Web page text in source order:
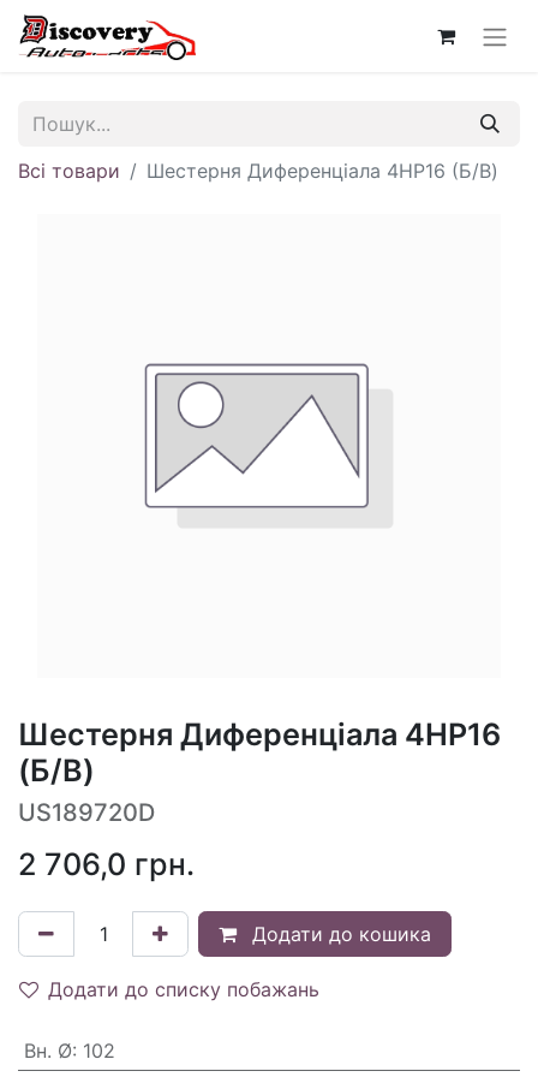
Всі товари Шестерня Диференціала 4HP16 (Б/В)
Шестерня Диференціала 4HP16
(Б/В)
US189720D
2 706,0 грн.
Додати до кошика
Додати до списку побажань
Вн. Ø: 102